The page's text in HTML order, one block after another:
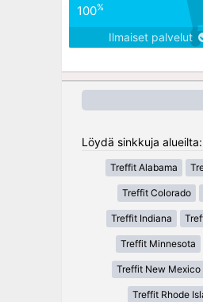
100%
Ilmaiset palvelut
Löydä sinkkuja
Treffit Alabama
Treffit Colorado
Treffit Indiana
Treffit Minnesota
Treffit New Mexico
Treffit Rhode